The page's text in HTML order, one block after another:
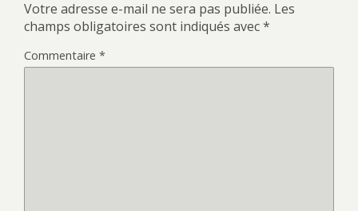
Votre adresse e-mail ne sera pas publiée. Les
champs obligatoires sont indiqués avec*
Commentaire *